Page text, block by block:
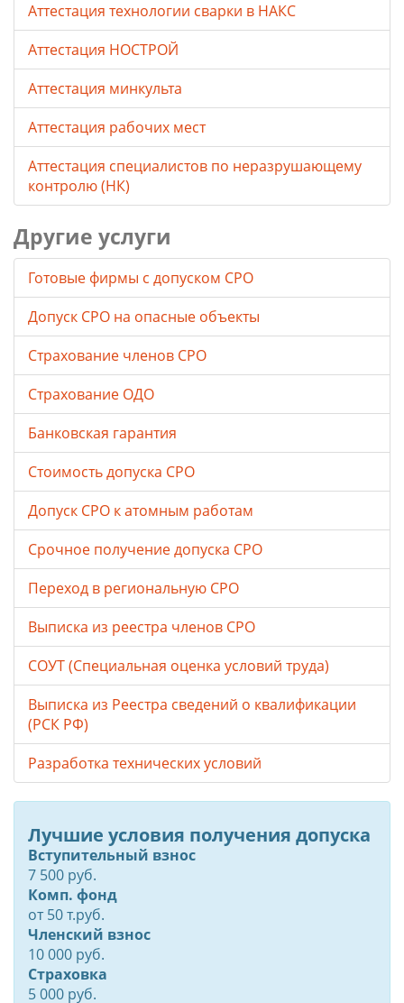
Аттестация технологии сварки в НАКС
Аттестация НОСТРОЙ
Аттестация минкульта
Аттестация рабочих мест
Аттестация специалистов по неразрушающему
контролю (НК)
Другие услуги
Готовые фирмы с допуском СРО
Допуск СРО на опасные объекты
Страхование членов СРО
Страхование ОДО
Банковская гарантия
Стоимость допуска СРО
Допуск СРО к атомным работам
Срочное получение допуска СРО
Переход в региональную СРО
Выписка из реестра членов СРО
СОУТ (Специальная оценка условий труда)
Выписка из Реестра сведений о квалификации
(РСК РФ)
Разработка технических условий
Лучшие условия получения допуска
Вступительный взнос
7 500 руб.
Комп. фонд
от50т.руб.
Членский взнос
10 000 руб.
Страховка
5 000 руб.